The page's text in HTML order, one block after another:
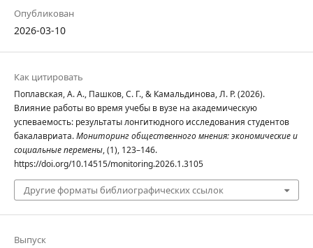
Опубликован
2026-03-10
Как цитировать
Поплавская, А. А., Пашков, С. Г., & Камальдинова, Л. Р. (2026).
Влияние работы во время учебы в вузе на академическую
успеваемость: результаты лонгитюдного исследования студентов
бакалавриата.Мониторинг общественного мнения: экономические и
социальные перемены, (1), 123–146.
https://doi.org/10.14515/monitoring.2026.1.3105
Другие форматы библиографических ссылок
Выпуск